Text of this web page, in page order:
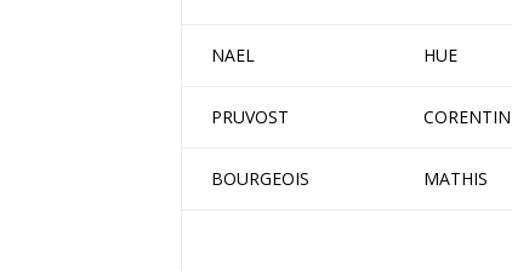
NAEL HUE
PRUVOST CORENTIN
BOURGEOIS MATHIS